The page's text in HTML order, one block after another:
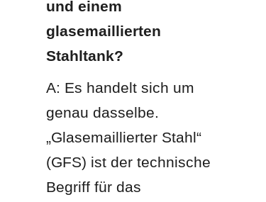
und einem
glasemaillierten
Stahltank?
A: Es handelt sich um
genau dasselbe.
„Glasemaillierter Stahl“
(GFS) ist der technische
Begriff für das